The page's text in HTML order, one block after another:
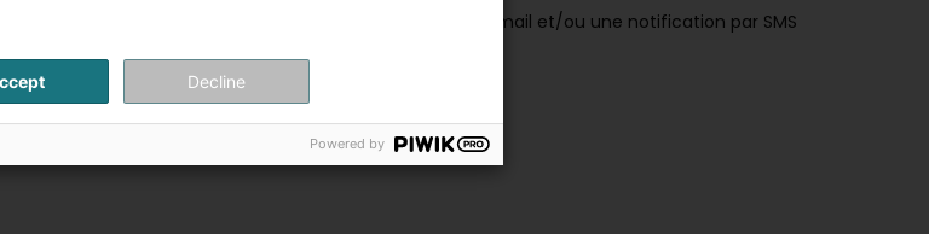
arrivé dans la station PackUp 24/24, vous recevez un e-mail et/ou une notification par SMS
Decline
Powered by